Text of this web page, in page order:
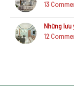
13
Những
12